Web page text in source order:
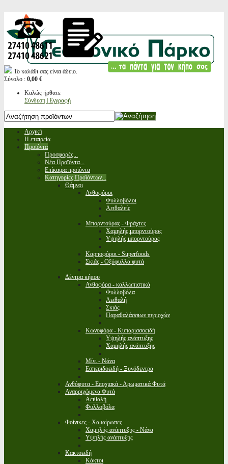
Το καλάθι σας είναι άδειο.
Σύνολο : 0,00 €
Καλώς ήρθατε
Σύνδεση | Εγγραφή
Αρχική
Η εταιρεία
Προϊόντα
Προσφορές...
Νέα Προϊόντα...
Επίκαιρα προϊόντα
Κατηγορίες Προϊόντων...
Θάμνοι
Ανθοφόροι
Φυλλοβόλοι
Αειθαλείς
Μπορντούρας - Φράχτες
Χαμηλής μπορντούρας
Υψηλής μπορντούρας
Καρποφόροι - Superfoods
Σκιάς - Οξύφυλλα φυτά
Δέντρα κήπου
Ανθοφόρα - καλλωπιστικά
Φυλλοβόλα
Αειθαλή
Σκιάς
Παραθαλάσσιων περιοχών
Κωνοφόρα - Κυπαρισσοειδή
Υψηλής ανάπτυξης
Χαμηλής ανάπτυξης
Μίνι - Νάνα
Εσπεριδοειδή - Ξυνόδεντρα
Ανθόφυτα - Εποχιακά - Αρωματικά Φυτά
Αναρριχώμενα Φυτά
Αειθαλή
Φυλλοβόλα
Φοίνικες - Χαμαίρωπες
Χαμηλής ανάπτυξης - Νάνα
Υψηλής ανάπτυξης
Κακτοειδή
Κάκτοι